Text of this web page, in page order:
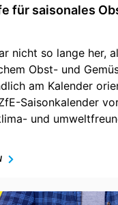
für saisonales
nicht so lange her,
Obst- und
am Kalender
Saisonkalender
und